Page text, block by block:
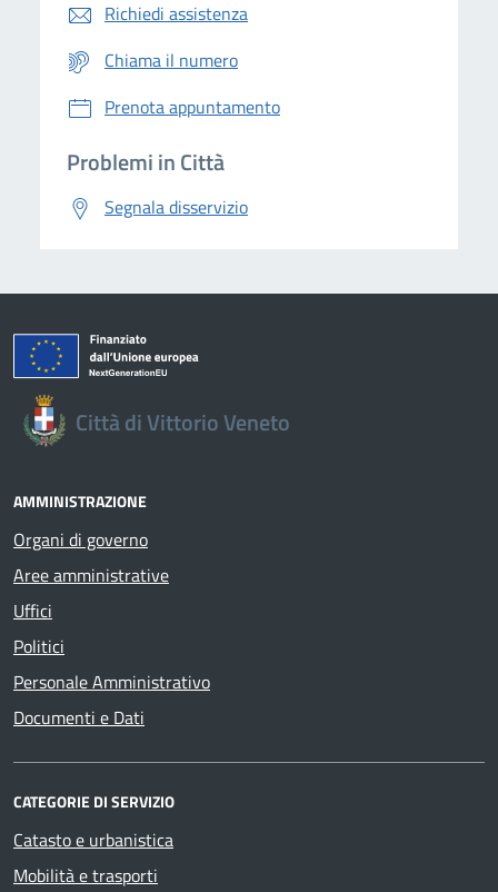
Richiedi assistenza
Chiama il numero
Prenota appuntamento
Problemi in Città
Segnala disservizio
Città di Vittorio Veneto
AMMINISTRAZIONE
Organi di governo
Aree amministrative
Uffici
Politici
Personale Amministrativo
Documenti e Dati
CATEGORIE DI SERVIZIO
Catasto e urbanistica
Mobilità e trasporti